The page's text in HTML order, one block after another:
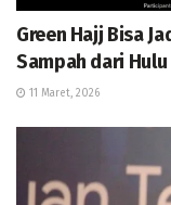
Green Hajj Bisa
Sampah dari Hulu
11 Maret, 2026